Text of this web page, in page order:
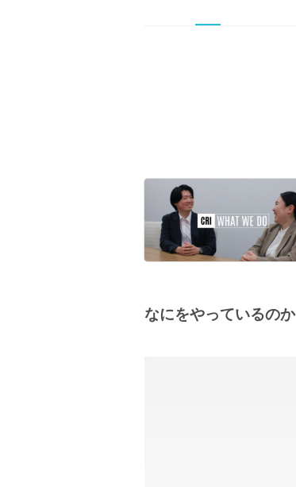
なにをやっているのか